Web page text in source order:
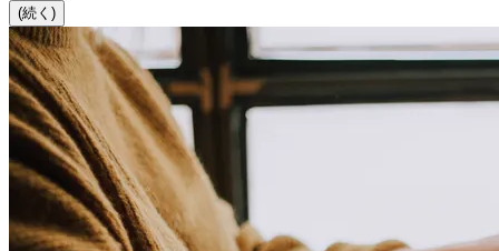
(続く)